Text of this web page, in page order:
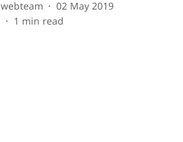
webteam
02 May 2019
1 min read